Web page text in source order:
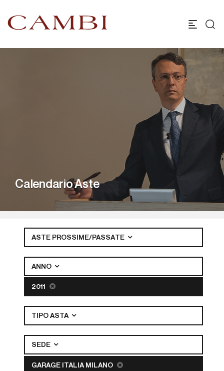
Calendario Aste
ASTE PROSSIME/PASSATE
ANNO
2011
TIPO ASTA
SEDE
GARAGE ITALIA MILANO